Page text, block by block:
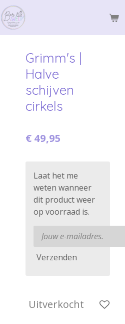
Grimm's |
Halve
schijven
cirkels
€ 49,95
Laat het me
weten wanneer
dit product weer
op voorraad is.
Verzenden
Uitverkocht